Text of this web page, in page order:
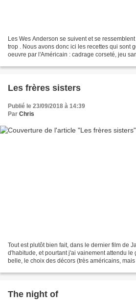
Les Wes Anderson se suivent et se
trop . Nous avons donc ici les recettes qui sont
oeuvre par l'Américain : cadrage corseté, jeu
Les frères sisters
Publié le 23/09/2018 à 14:39
Par Chris
Tout est plutôt bien fait, dans le dernier film de
d'habitude, et pourtant j'ai vainement attendu le
belle, le choix des décors (très américains,
The night of